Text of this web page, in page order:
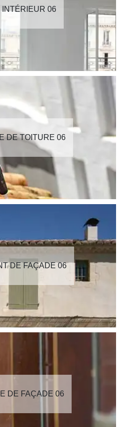
INTÉRIEUR 06
DE TOITURE 06
DE FAÇADE 06
DE FAÇADE 06